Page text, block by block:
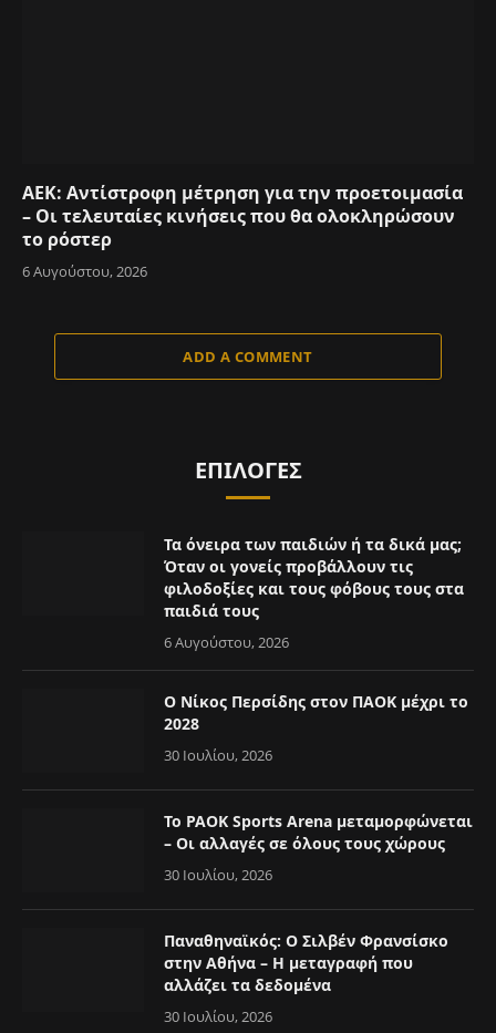
ΑΕΚ: Αντίστροφη μέτρηση για την προετοιμασία
– Οι τελευταίες κινήσεις που θα ολοκληρώσουν
το ρόστερ
6 Αυγούστου, 2026
ADD A COMMENT
ΕΠΙΛΟΓΈΣ
Τα όνειρα των παιδιών ή τα δικά μας;
Όταν οι γονείς προβάλλουν τις
φιλοδοξίες και τους φόβους τους στα
παιδιά τους
6 Αυγούστου, 2026
Ο Νίκος Περσίδης στον ΠΑΟΚ μέχρι το
2028
30 Ιουλίου, 2026
Το PAOK Sports Arena μεταμορφώνεται
– Οι αλλαγές σε όλους τους χώρους
30 Ιουλίου, 2026
Παναθηναϊκός: Ο Σιλβέν Φρανσίσκο
στην Αθήνα – Η μεταγραφή που
αλλάζει τα δεδομένα
30 Ιουλίου, 2026